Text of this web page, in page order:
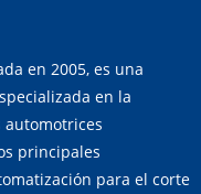
en 2005, es una
en la
automotrices
principales
para el corte